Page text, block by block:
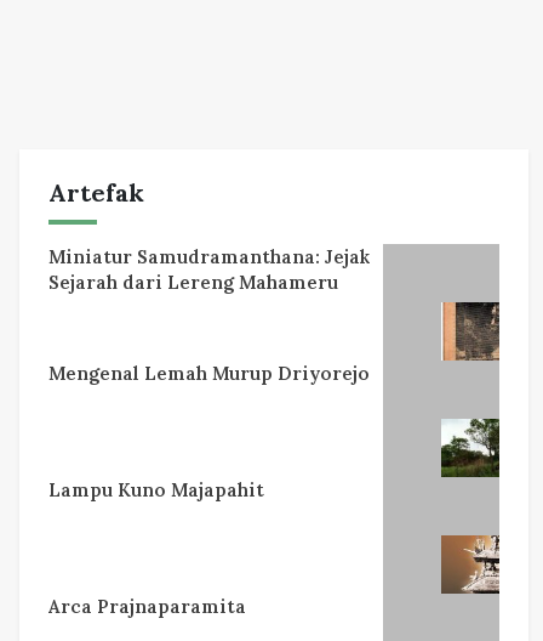
Artefak
Miniatur Samudramanthana: Jejak
Sejarah dari Lereng Mahameru
Mengenal Lemah Murup Driyorejo
Lampu Kuno Majapahit
Arca Prajnaparamita